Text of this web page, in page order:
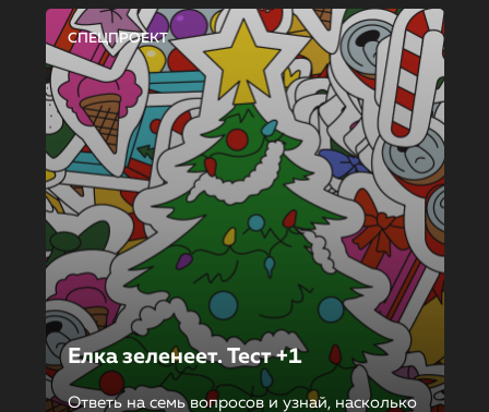
СПЕЦПРОЕКТ
Елка зеленеет. Тест +1
Ответь на семь вопросов и узнай, насколько